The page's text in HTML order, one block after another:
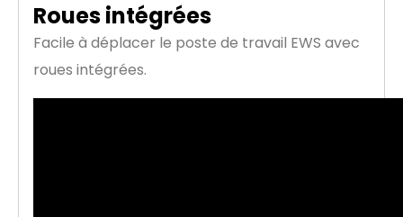
Roues intégrées
Facile à déplacer le poste de travail EWS avec
roues intégrées.